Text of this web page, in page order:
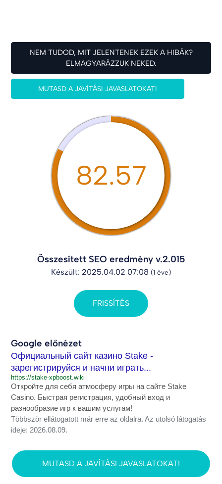
NEM TUDOD, MIT JELENTENEK EZEK A HIBÁK?
ELMAGYARÁZZUK NEKED.
MUTASD A JAVÍTÁSI JAVASLATOKAT!
82.57
Összesített SEO eredmény v.2.015
Készült: 2025.04.02 07:08 (1 éve)
FRISSÍTÉS
Google előnézet
Официальный сайт казино Stake -
зарегистрируйся и начни играть...
https://stake-xpboost.wiki
Откройте для себя атмосферу игры на сайте Stake
Casino. Быстрая регистрация, удобный вход и
разнообразие игр к вашим услугам!
Többször ellátogatott már erre az oldalra. Az utolsó látogatás
ideje: 2026.08.09.
MUTASD A JAVÍTÁSI JAVASLATOKAT!